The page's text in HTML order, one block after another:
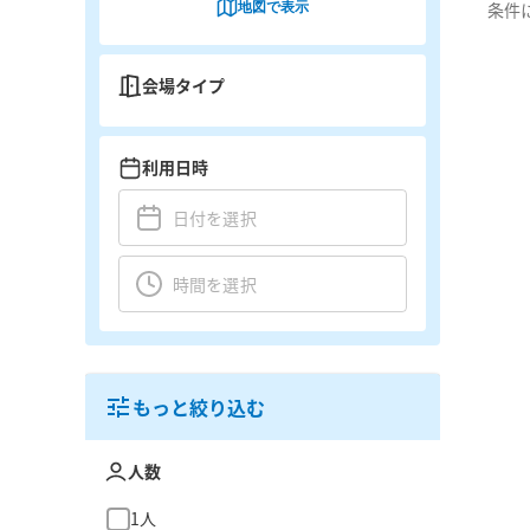
条件
地図で表示
会場タイプ
利用日時
もっと絞り込む
人数
1人